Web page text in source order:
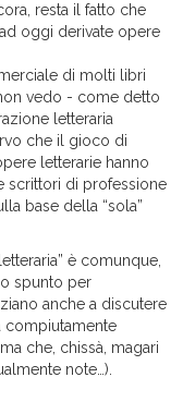
resta il fatto che
oggi derivate opere
di molti libri
vedo - come detto
letteraria
che il gioco di
letterarie hanno
scrittori di professione
base della “sola”
è comunque,
spunto per
anche a discutere
compiutamente
che, chissà, magari
note…).